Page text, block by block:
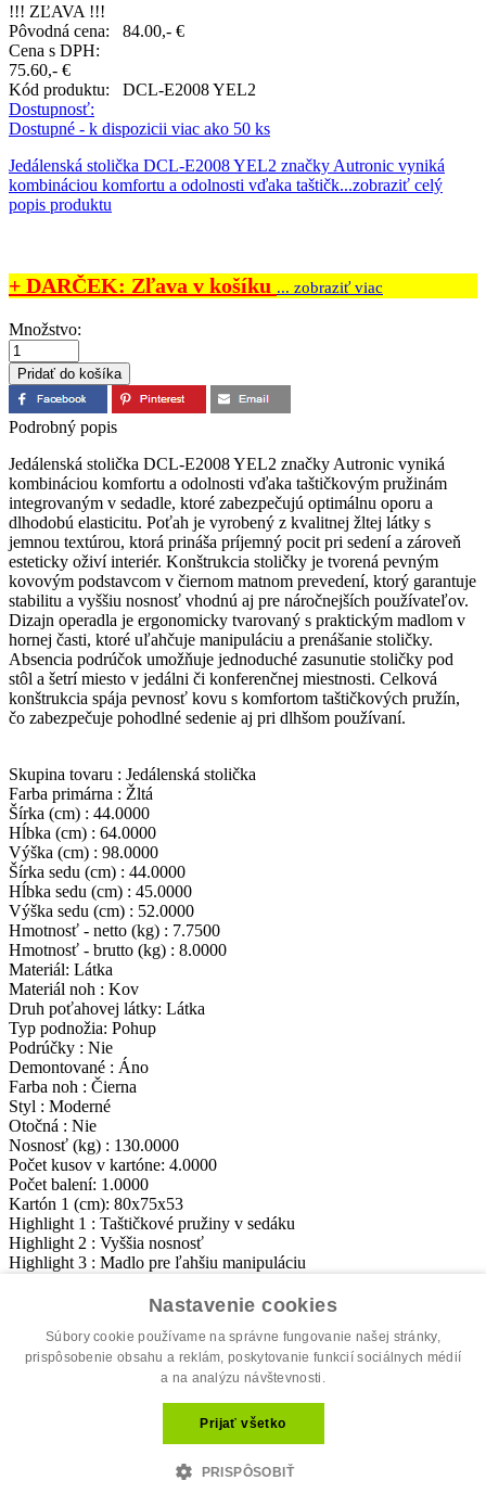
!!! ZĽAVA !!!
Pôvodná cena:
84.00,- €
Cena s DPH:
75.60,- €
Kód produktu: DCL-E2008 YEL2
Dostupnosť:
Dostupné - k dispozicii viac ako 50 ks
Jedálenská stolička DCL-E2008 YEL2 značky Autronic vyniká
kombináciou komfortu a odolnosti vďaka taštičk...zobraziť celý
popis produktu
+ DARČEK: Zľava v košíku ... zobraziť viac
Množstvo:
Podrobný popis
Jedálenská stolička DCL-E2008 YEL2 značky Autronic vyniká
kombináciou komfortu a odolnosti vďaka taštičkovým pružinám
integrovaným v sedadle, ktoré zabezpečujú optimálnu oporu a
dlhodobú elasticitu. Poťah je vyrobený z kvalitnej žltej látky s
jemnou textúrou, ktorá prináša príjemný pocit pri sedení a zároveň
esteticky oživí interiér. Konštrukcia stoličky je tvorená pevným
kovovým podstavcom v čiernom matnom prevedení, ktorý garantuje
stabilitu a vyššiu nosnosť vhodnú aj pre náročnejších používateľov.
Dizajn operadla je ergonomicky tvarovaný s praktickým madlom v
hornej časti, ktoré uľahčuje manipuláciu a prenášanie stoličky.
Absencia podrúčok umožňuje jednoduché zasunutie stoličky pod
stôl a šetrí miesto v jedálni či konferenčnej miestnosti. Celková
konštrukcia spája pevnosť kovu s komfortom taštičkových pružín,
čo zabezpečuje pohodlné sedenie aj pri dlhšom používaní.
Skupina tovaru : Jedálenská stolička
Farba primárna : Žltá
Šírka (cm) : 44.0000
Hĺbka (cm) : 64.0000
Výška (cm) : 98.0000
Šírka sedu (cm) : 44.0000
Hĺbka sedu (cm) : 45.0000
Výška sedu (cm) : 52.0000
Hmotnosť - netto (kg) : 7.7500
Hmotnosť - brutto (kg) : 8.0000
Materiál: Látka
Materiál noh : Kov
Druh poťahovej látky: Látka
Typ podnožia: Pohup
Podrúčky : Nie
Demontované : Áno
Farba noh : Čierna
Styl : Moderné
Otočná : Nie
Nosnosť (kg) : 130.0000
Počet kusov v kartóne: 4.0000
Počet balení: 1.0000
Kartón 1 (cm): 80x75x53
Highlight 1 : Taštičkové pružiny v sedáku
Highlight 2 : Vyššia nosnosť
Highlight 3 : Madlo pre ľahšiu manipuláciu
DARČEK: Cashback AKCIA, ku každému
zakúpenému produktu sa Vám
automaticky v košíku uplatní zľava!
Nastavenie cookies
Súbory cookie používame na správne fungovanie našej stránky,
prispôsobenie obsahu a reklám, poskytovanie funkcií sociálnych médií
a na analýzu návštevnosti.
Prijať všetko
PRISPÔSOBIŤ